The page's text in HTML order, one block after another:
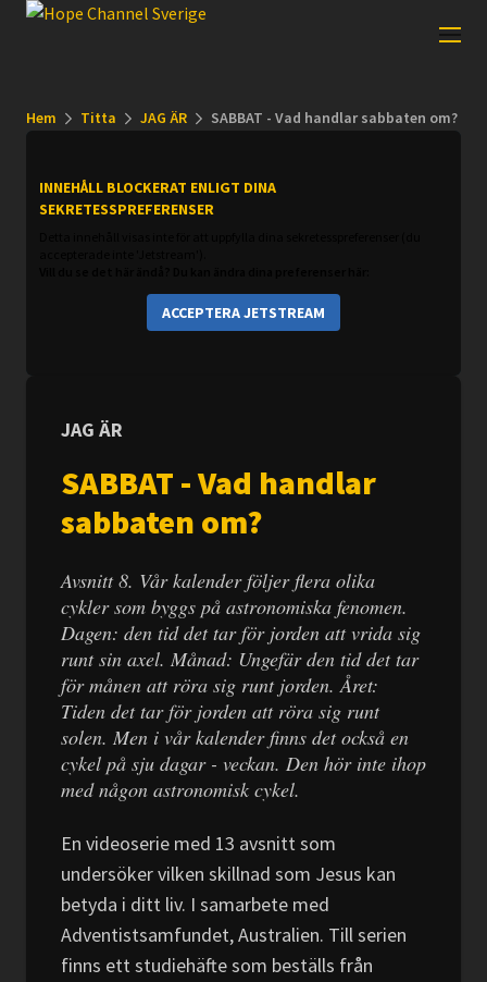
Hem Titta JAG ÄR SABBAT - Vad handlar sabbaten om?
INNEHÅLL BLOCKERAT ENLIGT DINA
SEKRETESSPREFERENSER
ACCEPTERA JETSTREAM
JAG ÄR
SABBAT - Vad handlar
sabbaten om?
Avsnitt 8. Vår kalender följer flera olika
cykler som byggs på astronomiska fenomen.
Dagen: den tid det tar för jorden att vrida sig
runt sin axel. Månad: Ungefär den tid det tar
för månen att röra sig runt jorden. Året:
Tiden det tar för jorden att röra sig runt
solen. Men i vår kalender finns det också en
cykel på sju dagar - veckan. Den hör inte ihop
med någon astronomisk cykel.
En videoserie med 13 avsnitt som
undersöker vilken skillnad som Jesus kan
betyda i ditt liv. I samarbete med
Adventistsamfundet, Australien. Till serien
finns ett studiehäfte som beställs från